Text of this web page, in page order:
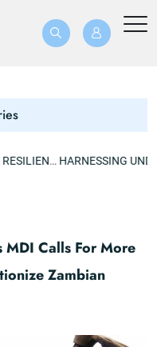
MDI Calls For More
Zambian